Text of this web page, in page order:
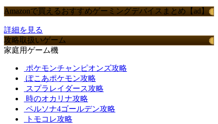
Amazonで買えるおすすめゲーミングデバイスまとめ【ad】
詳細を見る
攻略取扱いゲーム
家庭用ゲーム機
ポケモンチャンピオンズ攻略
ぽこあポケモン攻略
スプラレイダース攻略
時のオカリナ攻略
ペルソナ4ゴールデン攻略
トモコレ攻略